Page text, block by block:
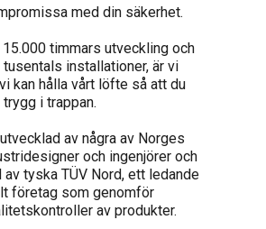
med din säkerhet.
15.000 timmars utveckling och
installationer, är vi
kan hålla vårt löfte så att du
trygg i trappan.
av några av Norges
och ingenjörer och
tyska TÜV Nord, ett ledande
företag som genomför
av produkter.